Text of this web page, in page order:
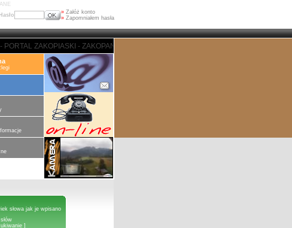
Hasło » Załóż konto
» Zapomniałem hasła
- ZAKOPANE - PORTAL ZAKOPIASKI - ZAKOPANE - PORTAL ZAKOPIASKI -
słowa jak je wpisano
]